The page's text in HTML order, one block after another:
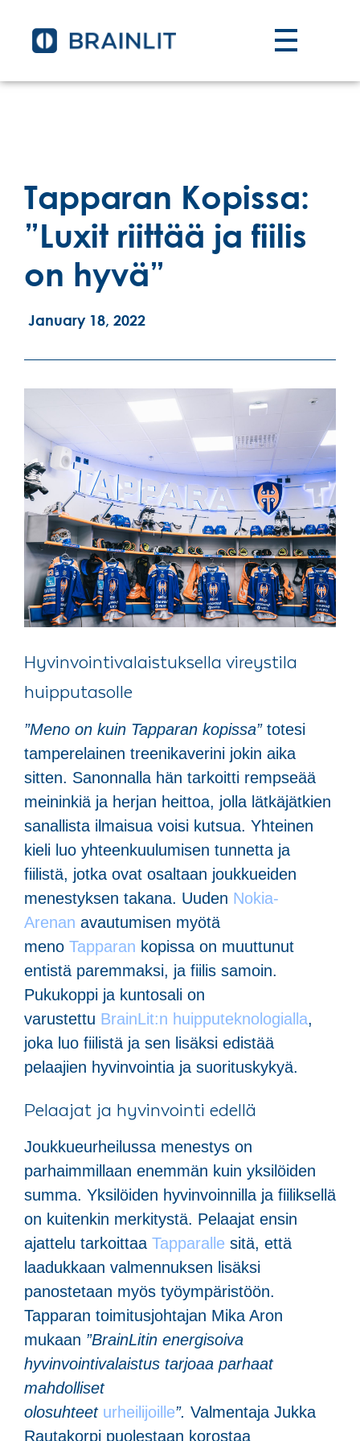
Tapparan Kopissa:
”Luxit riittää ja fiilis
on hyvä”
January 18, 2022
Hyvinvointivalaistuksella vireystila
huipputasolle
”Meno on kuin Tapparan kopissa”totesi
tamperelainen treenikaverini jokin aika
sitten. Sanonnalla hän tarkoitti rempseää
meininkiä ja herjan heittoa, jolla lätkäjätkien
sanallista ilmaisua voisi kutsua. Yhteinen
kieli luo yhteenkuulumisen tunnetta ja
fiilistä, jotka ovat osaltaan joukkueiden
menestyksen takana. Uuden Nokia-
Arenan avautumisen myötä
meno Tapparan kopissa on muuttunut
entistä paremmaksi, ja fiilis samoin.
Pukukoppi ja kuntosali on
varustettu BrainLit:n huipputeknologialla,
joka luo fiilistä ja sen lisäksi edistää
pelaajien hyvinvointia ja suorituskykyä.
Pelaajat ja hyvinvointi edellä
Joukkueurheilussa menestys on
parhaimmillaan enemmän kuin yksilöiden
summa. Yksilöiden hyvinvoinnilla ja fiiliksellä
on kuitenkin merkitystä. Pelaajat ensin
ajattelu tarkoittaa Tapparalle sitä, että
laadukkaan valmennuksen lisäksi
panostetaan myös työympäristöön.
Tapparan toimitusjohtajan Mika Aron
mukaan ”BrainLitin energisoiva
hyvinvointivalaistus tarjoaa parhaat
mahdolliset
olosuhteet urheilijoille”. Valmentaja Jukka
Rautakorpi puolestaan korostaa